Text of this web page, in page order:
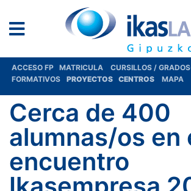
ACCESO FP MATRICULA CURSILLOS /
FORMATIVOS
PROYECTOS CENTROS MAPA
Cerca de 400
alumnas/os en
encuentro